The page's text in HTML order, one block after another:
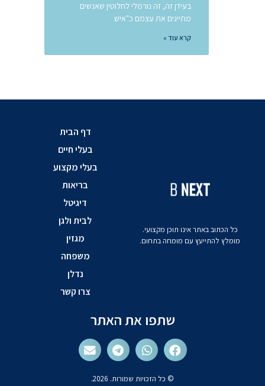
בעידן זה, זה נורמלי לחלוטין שאנשים
מתייגים את עצמם כ"איש
קרא עוד »
כל הכתוב באתר אינו תוכן מקצועי.
מומלץ להתייעץ עם מומחה בתחום.
דף הבית
בעלי חיים
בעלי מקצוע
בריאות
דיגיטל
לבית ולגן
מגזין
משפחה
נדלן
צרו קשר
שתפו את האתר
© כל הזכויות שמורות. 2026.